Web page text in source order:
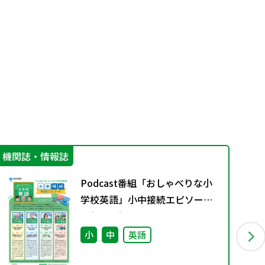
機関誌・情報誌
Podcast番組「おしゃべりな小
学校英語」小中接続エピソード
配信のお知らせ
小 中 英語